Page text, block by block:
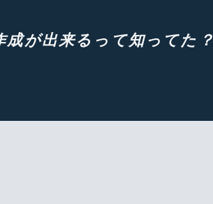
が出来るって知ってた？